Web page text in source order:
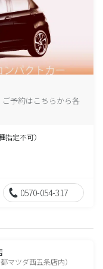
予約はこちらから各
定不可）
0570-054-317
マツダ西五条店内）